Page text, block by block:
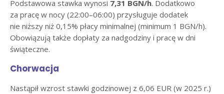
Podstawowa stawka wynosi 7,31 BGN/h. Dodatkowo
za pracę w nocy (22:00–06:00) przysługuje dodatek
nie niższy niż 0,15% płacy minimalnej (minimum 1 BGN/h).
Obowiązują także dopłaty za nadgodziny i pracę w dni
świąteczne.
Chorwacja
Nastąpił wzrost stawki godzinowej z 6,06 EUR (w 2025 r.)